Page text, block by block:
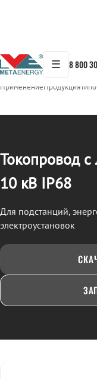
☰ 8 800
← Продукция/
ПрименениеПродукция
Токопровод с
10 кВ IP68
Для подстанций,
электроустановок